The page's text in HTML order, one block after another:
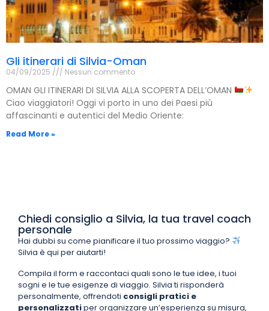
Gli itinerari di Silvia-Oman
04/09/2025 Nessun commento
OMAN GLI ITINERARI DI SILVIA ALLA SCOPERTA DELL’OMAN
Ciao viaggiatori! Oggi vi porto in uno dei Paesi più
affascinanti e autentici del Medio Oriente:
Read More »
Chiedi consiglio a Silvia, la tua travel coach
personale
Hai dubbi su come pianificare il tuo prossimo viaggio?
Silvia è qui per aiutarti!
Compila il form e raccontaci quali sono le tue idee, i tuoi
sogni e le tue esigenze di viaggio. Silvia ti risponderà
personalmente, offrendoti consigli pratici e
personalizzatiper organizzare un’esperienza su misura,